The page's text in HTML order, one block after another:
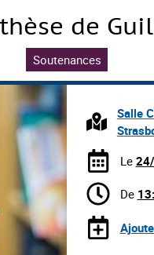
de
Soutenances
Salle
Le
De